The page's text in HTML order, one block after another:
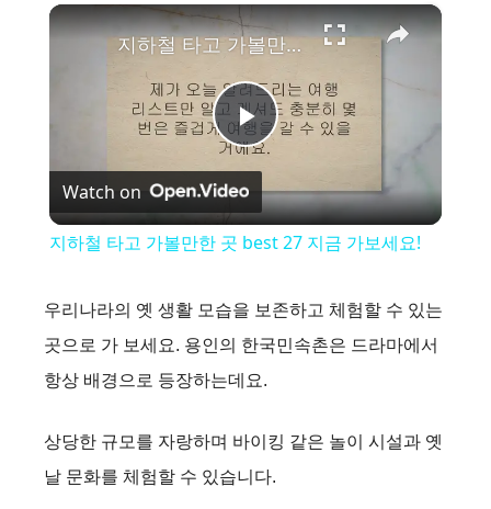
×
P
l
y
i
지하철 타고 가볼만한 곳 best 27 지금 가보세요!
Watch on
지하철 타고 가볼만한 곳 best 27 지금 가보세요!
우리나라의 옛 생활 모습을 보존하고 체험할 수 있는
곳으로 가 보세요. 용인의 한국민속촌은 드라마에서
항상 배경으로 등장하는데요.
상당한 규모를 자랑하며 바이킹 같은 놀이 시설과 옛
날 문화를 체험할 수 있습니다.